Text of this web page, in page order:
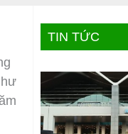
TIN TỨC